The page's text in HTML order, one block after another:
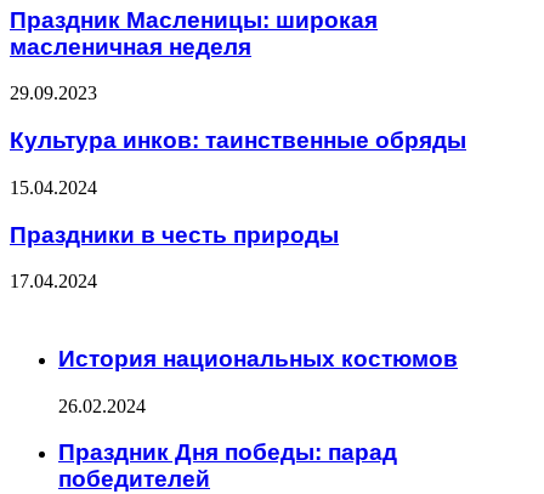
Праздник Масленицы: широкая
масленичная неделя
29.09.2023
Культура инков: таинственные обряды
15.04.2024
Праздники в честь природы
17.04.2024
История национальных костюмов
26.02.2024
Праздник Дня победы: парад
победителей